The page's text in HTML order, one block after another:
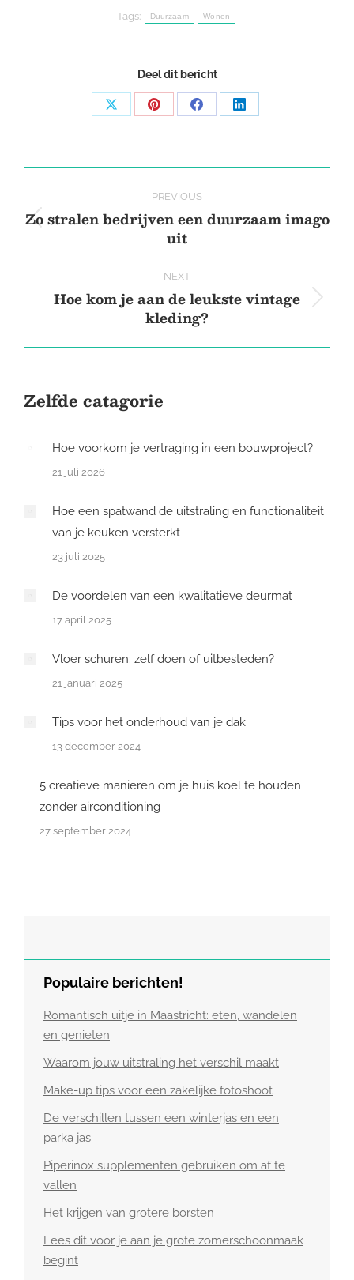
Tags: Duurzaam Wonen
Deel dit bericht
Share Share Share Share
navigation
PREVIOUS
Previous
post:
Zo stralen bedrijven een duurzaam imago
uit
NEXT
Next
post:
Hoe kom je aan de leukste vintage
kleding?
Zelfde catagorie
Hoe voorkom je vertraging in een bouwproject?
21 juli 2026
Hoe een spatwand de uitstraling en functionaliteit
van je keuken versterkt
23 juli 2025
De voordelen van een kwalitatieve deurmat
17 april 2025
Vloer schuren: zelf doen of uitbesteden?
21 januari 2025
Tips voor het onderhoud van je dak
13 december 2024
5 creatieve manieren om je huis koel te houden
zonder airconditioning
27 september 2024
Populaire berichten!
Romantisch uitje in Maastricht: eten, wandelen
en genieten
Waarom jouw uitstraling het verschil maakt
Make-up tips voor een zakelijke fotoshoot
De verschillen tussen een winterjas en een
parka jas
Piperinox supplementen gebruiken om af te
vallen
Het krijgen van grotere borsten
Lees dit voor je aan je grote zomerschoonmaak
begint